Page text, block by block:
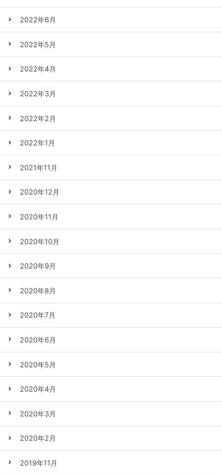
2022年6月
2022年5月
2022年4月
2022年3月
2022年2月
2022年1月
2021年11月
2020年12月
2020年11月
2020年10月
2020年9月
2020年8月
2020年7月
2020年6月
2020年5月
2020年4月
2020年3月
2020年2月
2019年11月